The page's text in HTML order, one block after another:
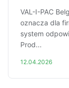
VAL-I-PAC
oznacza dla
system
Prod...
12.04.2026